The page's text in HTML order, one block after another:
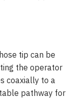
tip can be
the operator
coaxially to a
pathway for